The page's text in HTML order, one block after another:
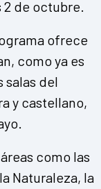
2 de octubre.
ofrece
como ya es
salas del
y castellano,
como las
Naturaleza, la